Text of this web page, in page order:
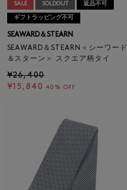
SALE SOLDOUT 返品不可
ギフトラッピング不可
SEAWARD＆STEARN
SEAWARD＆STEARN＜シーワード
＆スターン＞ スクエア柄タイ
¥26,400
¥15,840 40% OFF